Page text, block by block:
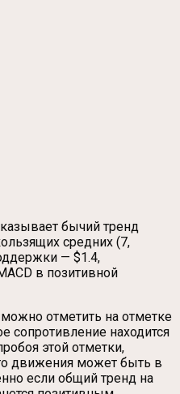
бычий тренд
средних (7,
— $1.4,
в позитивной
отметить на отметке
сопротивление находится
этой отметки,
движения может быть в
если общий тренд на